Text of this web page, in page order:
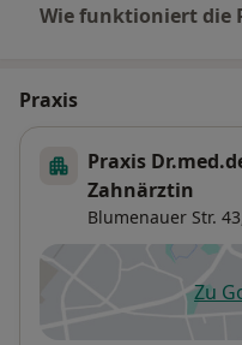
Wie funktioniert die
Praxis
Praxis
Zahnärztin
Blumenauer Str.
Zu